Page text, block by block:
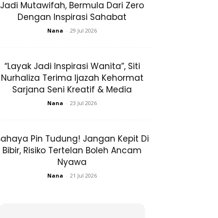
Jadi Mutawifah, Bermula Dari Zero
Dengan Inspirasi Sahabat
Nana - 29 Jul 2026
“Layak Jadi Inspirasi Wanita”, Siti
Nurhaliza Terima Ijazah Kehormat
Sarjana Seni Kreatif & Media
Nana - 23 Jul 2026
Pin Tudung! Jangan Kepit Di
Bibir, Risiko Tertelan Boleh Ancam
Nyawa
Nana - 21 Jul 2026